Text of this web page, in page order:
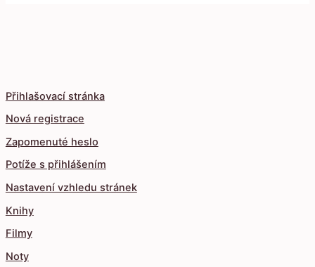
Přihlašovací stránka
Nová registrace
Zapomenuté heslo
Potíže s přihlášením
Nastavení vzhledu stránek
Knihy
Filmy
Noty